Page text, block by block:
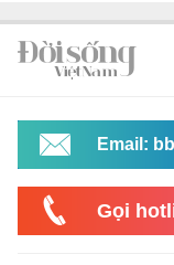
Email:
Gọi